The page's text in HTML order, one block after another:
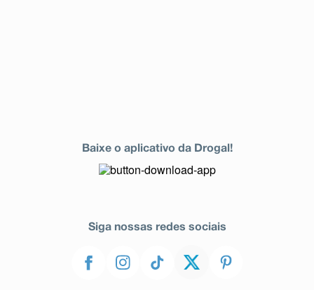
Baixe o aplicativo da Drogal!
Siga nossas redes sociais